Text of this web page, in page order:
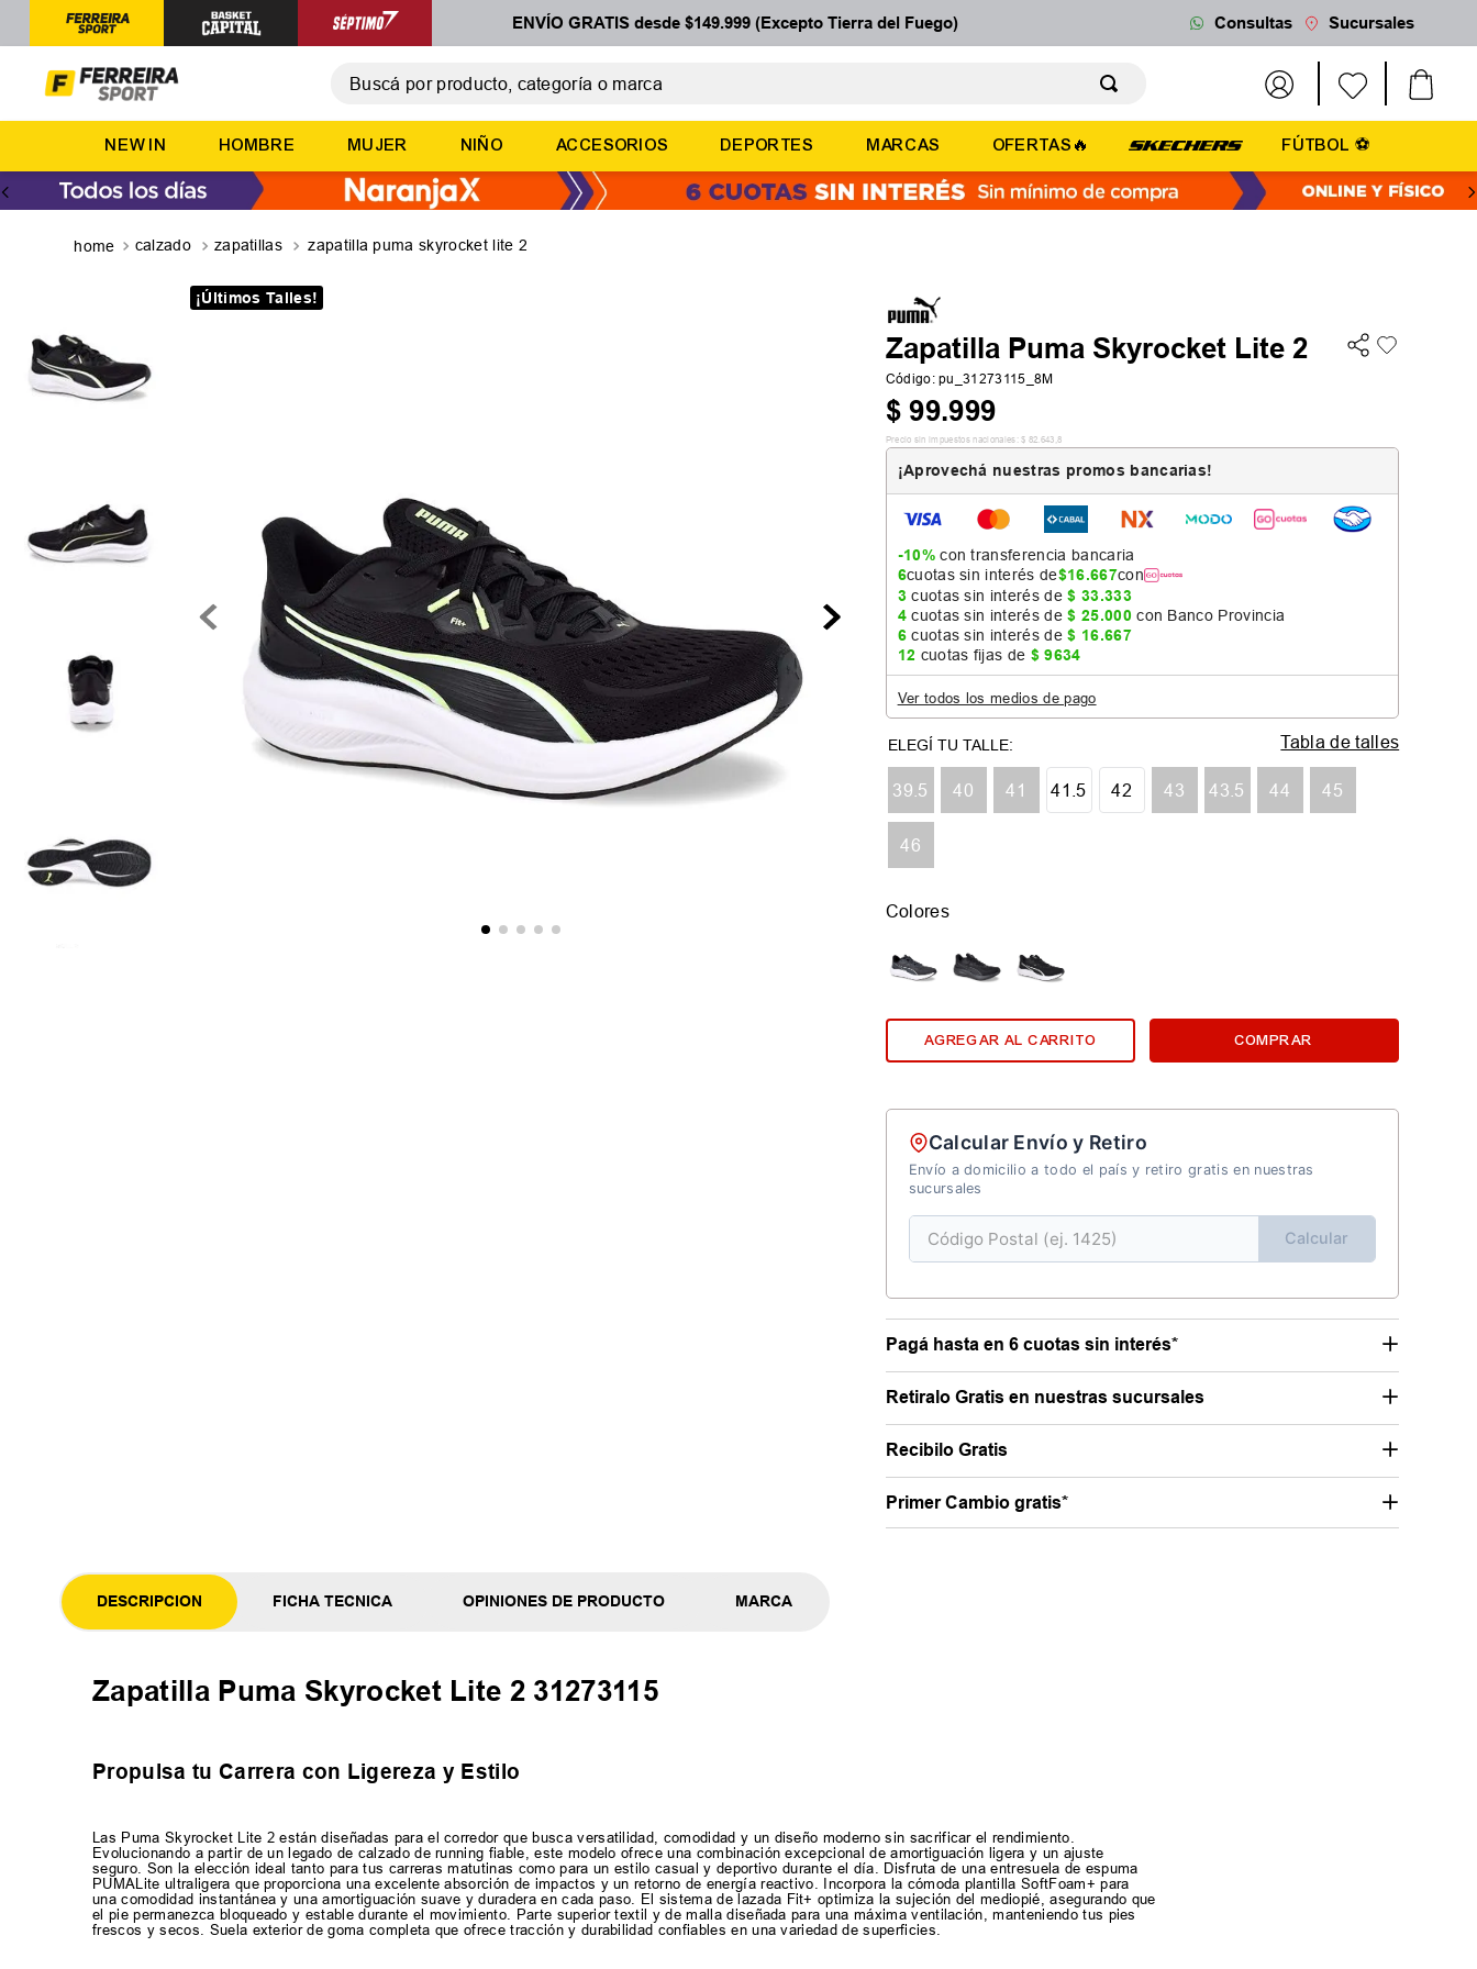
ENVÍO GRATIS desde $149.999 (Excepto Tierra del Fuego) Consultas Sucursales
NEW IN HOMBRE MUJER NIÑO ACCESORIOS DEPORTES MARCAS OFERTAS🔥 FÚTBOL ⚽
calzado zapatillas zapatilla puma skyrocket lite 2
¡Últimos Talles!
Zapatilla Puma Skyrocket Lite 2
Código:pu_31273115_8M
$ 99.999
Precio sin impuestos nacionales: $ 82.643 ,8
¡Aprovechá nuestras promos bancarias!
-10%con transferencia bancaria
6cuotas sin interés de$16.667con
3cuotas sin interés de$ 33.333
4cuotas sin interés de$ 25.000 con Banco Provincia
6cuotas sin interés de$ 16.667
12 cuotas fijas de $ 9634
Ver todos los medios de pago
39.5 40 41 41.5 42 43 43.5 44 45
46
Tabla de talles
Colores
AGREGAR AL CARRITO COMPRAR
Calcular Envío y Retiro
Envío a domicilio a todo el país y retiro gratis en nuestras
sucursales
Calcular
Pagá hasta en 6 cuotas sin interés*
Retiralo Gratis en nuestras sucursales
Recibilo Gratis
Primer Cambio gratis*
DESCRIPCION FICHA TECNICA OPINIONES DE PRODUCTO MARCA
Zapatilla Puma Skyrocket Lite 2 31273115
Propulsa tu Carrera con Ligereza y Estilo
Las Puma Skyrocket Lite 2 están diseñadas para el corredor que busca versatilidad, comodidad y un diseño moderno sin sacrificar el rendimiento.
Evolucionando a partir de un legado de calzado de running fiable, este modelo ofrece una combinación excepcional de amortiguación ligera y un ajuste
seguro. Son la elección ideal tanto para tus carreras matutinas como para un estilo casual y deportivo durante el día. Disfruta de una entresuela de espuma
PUMALite ultraligera que proporciona una excelente absorción de impactos y un retorno de energía reactivo. Incorpora la cómoda plantilla SoftFoam+ para
una comodidad instantánea y una amortiguación suave y duradera en cada paso. El sistema de lazada Fit+ optimiza la sujeción del mediopié, asegurando que
el pie permanezca bloqueado y estable durante el movimiento. Parte superior textil y de malla diseñada para una máxima ventilación, manteniendo tus pies
frescos y secos. Suela exterior de goma completa que ofrece tracción y durabilidad confiables en una variedad de superficies.
TÉRMINOS MÁS BUSCADOS
2
basquet
3.
zapatillas mujer